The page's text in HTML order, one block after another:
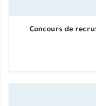
Concours de